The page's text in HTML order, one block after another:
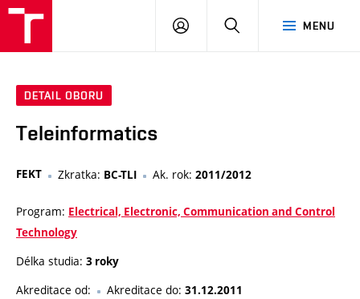
MENU
PŘIHLÁSIT
DETAIL OBORU
Teleinformatics
FEKT Zkratka: BC-TLI Ak. rok: 2011/2012
Program: Electrical, Electronic, Communication and Control
Technology
Délka studia: 3 roky
Akreditace od: Akreditace do: 31.12.2011